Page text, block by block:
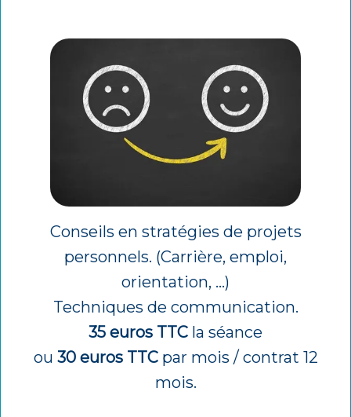
Conseils en stratégies de projets
personnels. (Carrière, emploi,
orientation, ...)
Techniques de communication.
35 euros TTC la séance
ou 30 euros TTCpar mois / contrat 12
mois.